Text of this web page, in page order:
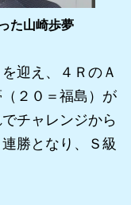
た山崎歩夢
迎え、４ＲのＡ
２０＝福島）が
チャレンジから
勝となり、Ｓ級